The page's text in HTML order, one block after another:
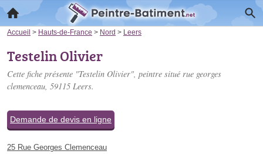
Accueil > Hauts-de-France > Nord > Leers
Testelin Olivier
Cette fiche présente "Testelin Olivier", peintre situé rue georges
clemenceau, 59115 Leers.
Demande de devis en ligne
25 Rue Georges Clemenceau